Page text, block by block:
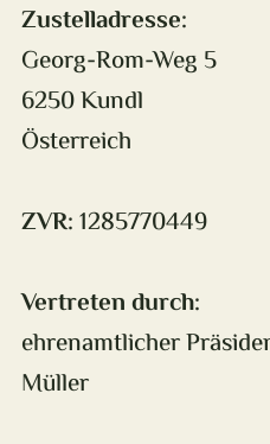
Zustelladresse:
Georg-Rom-Weg 5
6250 Kundl
Österreich
ZVR:1285770449
Vertreten durch:
ehrenamtlicher
Müller